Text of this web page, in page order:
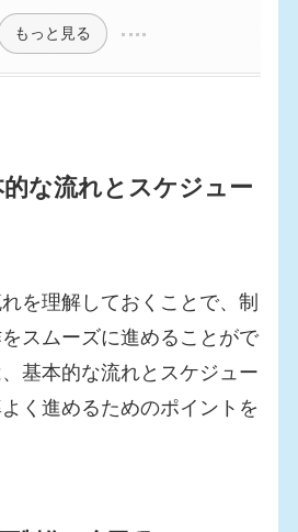
もっと見る
な流れとスケジュー
を理解しておくことで、制
スムーズに進めることがで
基本的な流れとスケジュー
く進めるためのポイントを